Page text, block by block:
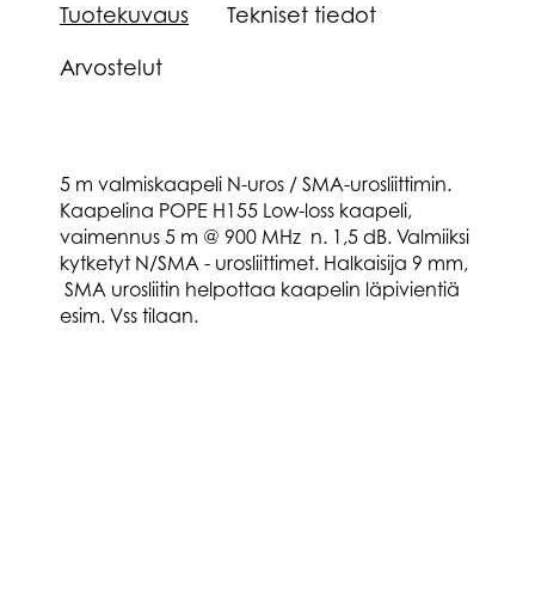
Tuotekuvaus
Tekniset tiedot
Arvostelut
5 m valmiskaapeli N-uros / SMA-urosliittimin.
Kaapelina POPE H155 Low-loss kaapeli,
vaimennus 5 m @ 900 MHz n. 1,5 dB. Valmiiksi
kytketyt N/SMA - urosliittimet. Halkaisija 9 mm,
SMA urosliitin helpottaa kaapelin läpivientiä
esim. Vss tilaan.